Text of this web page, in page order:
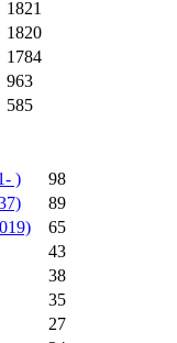
1821
1820
1784
963
585
)
98
89
65
43
38
35
27